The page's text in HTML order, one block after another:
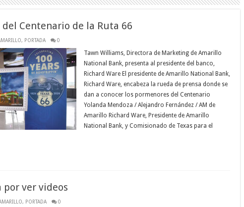
Centenario de la Ruta 66
, PORTADA 0
Tawn Williams, Directora de Marketing de Amarillo
National Bank, presenta al presidente del banco,
Richard Ware El presidente de Amarillo National Bank,
Richard Ware, encabeza la rueda de prensa donde se
dan a conocer los pormenores del Centenario
Yolanda Mendoza / Alejandro Fernández / AM de
Amarillo Richard Ware, Presidente de Amarillo
National Bank, y Comisionado de Texas para el
ver videos
, PORTADA 0